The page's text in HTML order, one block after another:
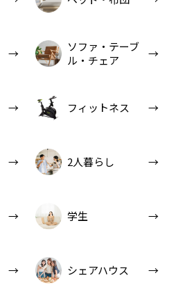
ソファ・テーブ
ル・チェア
フィットネス
2人暮らし
学生
シェアハウス